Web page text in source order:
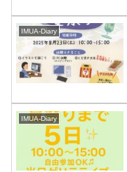
IMUA-Diary
IMUA-Diary